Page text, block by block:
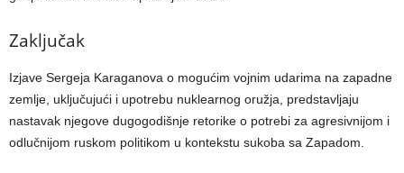
Zaključak
Izjave Sergeja Karaganova o mogućim vojnim udarima na zapadne
zemlje, uključujući i upotrebu nuklearnog oružja, predstavljaju
nastavak njegove dugogodišnje retorike o potrebi za agresivnijom i
odlučnijom ruskom politikom u kontekstu sukoba sa Zapadom.